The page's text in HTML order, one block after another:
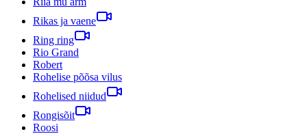
Rikas ja vaene
Ring ring
Rio Grand
Robert
Rohelise põõsa vilus
Rohelised niidud
Rongisõit
Roosi